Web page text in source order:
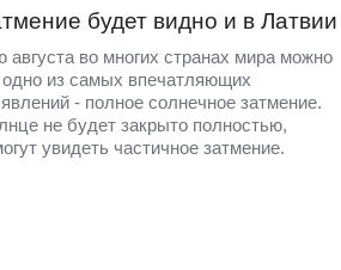
будет видно и в Латвии
во многих странах мира можно
из самых впечатляющих
- полное солнечное затмение.
не будет закрыто полностью,
увидеть частичное затмение.